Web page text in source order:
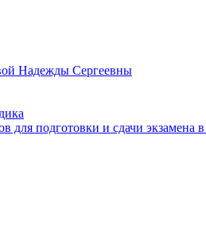
Надежды Сергеевны
для подготовки и сдачи экзамена